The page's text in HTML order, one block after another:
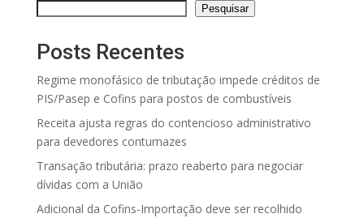
Pesquisar
Posts Recentes
Regime monofásico de tributação impede créditos de
PIS/Pasep e Cofins para postos de combustíveis
Receita ajusta regras do contencioso administrativo
para devedores contumazes
Transação tributária: prazo reaberto para negociar
dívidas com a União
Adicional da Cofins-Importação deve ser recolhido